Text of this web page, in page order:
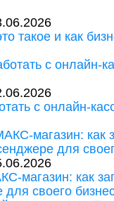
такое и как
с онлайн-
магазин: как
своего